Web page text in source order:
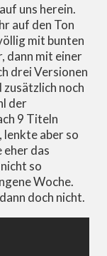
uns herein.
auf den Ton
mit bunten
dann mit einer
drei Versionen
zusätzlich noch
der
9 Titeln
lenkte aber so
eher das
so
Woche.
doch nicht.